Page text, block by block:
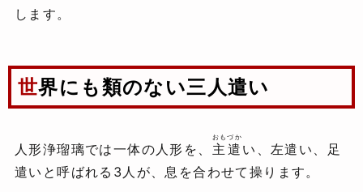
します。
世界にも類のない三人遣い
人形浄瑠璃では一体の人形を、 主遣
おもづか
い、左遣い、足
遣いと呼ばれる3人が、息を合わせて操ります。